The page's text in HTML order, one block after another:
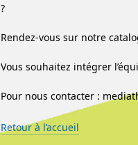
?
Rendez-vous sur notre
Vous souhaitez intégrer
Pour nous contacter :
Retour à l’accueil